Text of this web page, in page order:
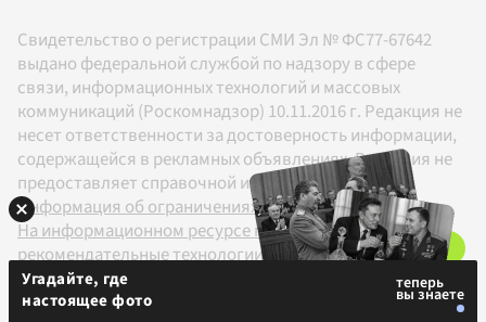
Свидетельство о регистрации СМИ Эл № ФС77-67642
выдано федеральной службой по надзору в сфере
связи, информационных технологий и массовых
коммуникаций (Роскомнадзор) 10.11.2016 г. Редакция не
несет ответственности за достоверность информации,
содержащейся в рекламных объявлениях. Редакция не
предоставляет справочной информации.
Информация об ограничениях
На информационном ресурсе применяются
рекомендательные технологии в соответствии с
Правилами
Угадайте, где
настоящее фото